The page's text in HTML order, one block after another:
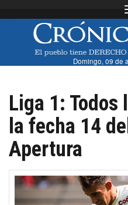
Domingo, 09 de
Liga 1:
la fecha 14
Apertura